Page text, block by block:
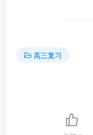
7.(1)诉讼请求
事实与理由：
高三复习